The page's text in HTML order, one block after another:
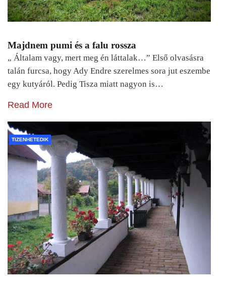
Majdnem pumi és a falu rossza
„ Általam vagy, mert meg én láttalak…” Első olvasásra
talán furcsa, hogy Ady Endre szerelmes sora jut eszembe
egy kutyáról. Pedig Tisza miatt nagyon is…
Read More
TIZENHETEDIK